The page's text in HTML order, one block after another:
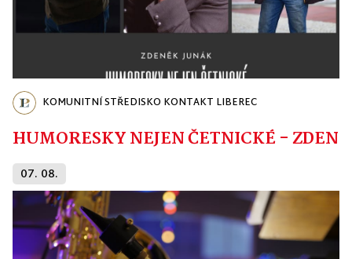
KOMUNITNÍ STŘEDISKO KONTAKT LIBEREC
HUMORESKY NEJEN ČETNICKÉ -
07. 08.